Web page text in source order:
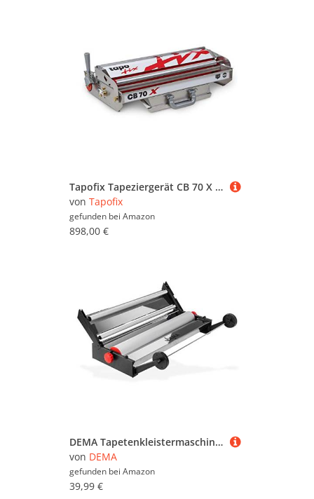
Tapofix Tapeziergerät CB 70 X - Tischgerät für Tapeten und Raufaser - Für Tapeten bis zu 56 cm Breite - eingebauter Kleisterkasten – Ermöglicht gleichmäßiges Einkleistern - Tapetenkleistergerät
von Tapofix
gefunden bei Amazon
898,00 €
DEMA Tapetenkleistermaschine, 60 cm, Kleistergerät, Tapeten, Tapeziermaschine, Kleistermaschine
von DEMA
gefunden bei Amazon
39,99 €